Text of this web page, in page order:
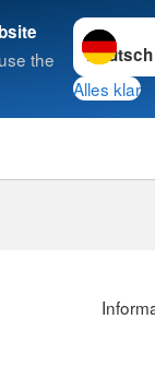
the
Sprache
Alles klar